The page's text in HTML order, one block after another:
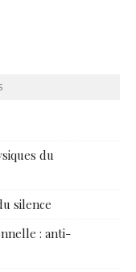
du
silence
: anti-